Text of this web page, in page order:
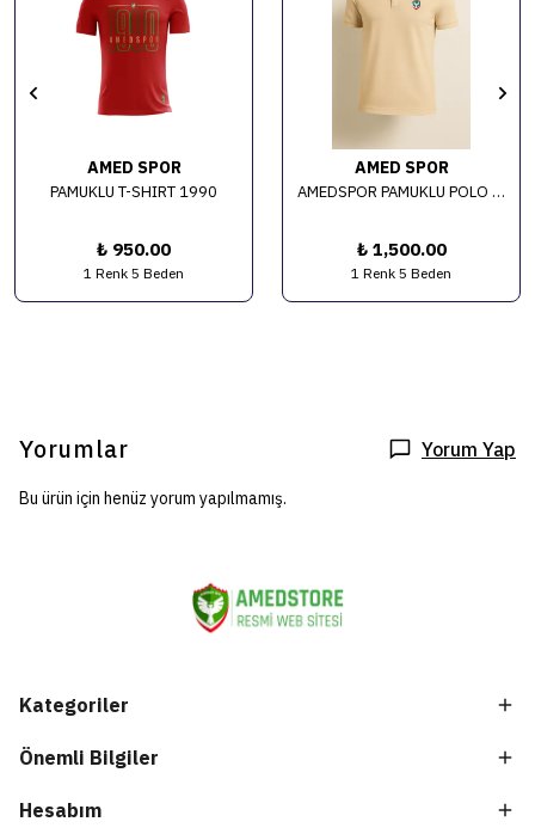
AMED SPOR
PAMUKLU T-SHIRT 1990
₺ 950.00
1 Renk 5 Beden
AMED SPOR
AMEDSPOR PAMUKLU POLO YAKA T-SHİRT
₺ 1,500.00
1 Renk 5 Beden
Yorumlar Yorum Yap
Bu ürün için henüz yorum yapılmamış.
Kategoriler
Önemli Bilgiler
Hesabım